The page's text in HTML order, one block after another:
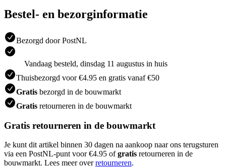
Bestel- en bezorginformatie
Bezorgd door PostNL
Vandaag besteld, dinsdag 11 augustus in huis
Thuisbezorgd voor €4.95 en gratis vanaf €50
Gratis bezorgd in de bouwmarkt
Gratis retourneren in de bouwmarkt
Gratis retourneren in de bouwmarkt
Je kunt dit artikel binnen 30 dagen na aankoop naar ons terugsturen
via een PostNL-punt voor €4.95 ofgratis retourneren in de
bouwmarkt. Lees meer overretourneren.